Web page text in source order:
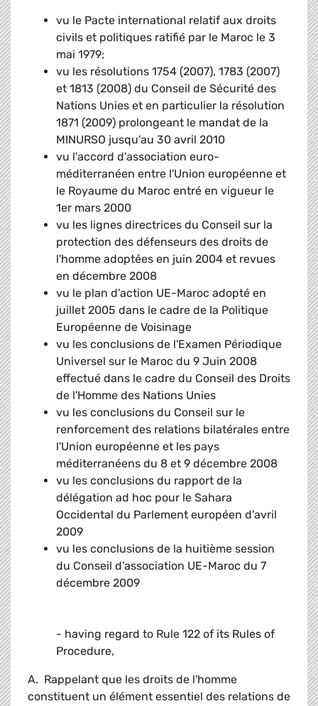
vu le Pacte international relatif aux droits
civils et politiques ratifié par le Maroc le 3
mai 1979;
vu les résolutions 1754 (2007), 1783 (2007)
et 1813 (2008) du Conseil de Sécurité des
Nations Unies et en particulier la résolution
1871 (2009) prolongeant le mandat de la
MINURSO jusqu'au 30 avril 2010
vu l'accord d'association euro-
méditerranéen entre l'Union européenne et
le Royaume du Maroc entré en vigueur le
1er mars 2000
vu les lignes directrices du Conseil sur la
protection des défenseurs des droits de
l'homme adoptées en juin 2004 et revues
en décembre 2008
vu le plan d'action UE-Maroc adopté en
juillet 2005 dans le cadre de la Politique
Européenne de Voisinage
vu les conclusions de l'Examen Périodique
Universel sur le Maroc du 9 Juin 2008
effectué dans le cadre du Conseil des Droits
de l'Homme des Nations Unies
vu les conclusions du Conseil sur le
renforcement des relations bilatérales entre
l'Union européenne et les pays
méditerranéens du 8 et 9 décembre 2008
vu les conclusions du rapport de la
délégation ad hoc pour le Sahara
Occidental du Parlement européen d'avril
2009
vu les conclusions de la huitième session
du Conseil d'association UE-Maroc du 7
décembre 2009
- having regard to Rule 122 of its Rules of
Procedure,
A. Rappelant que les droits de l'homme
constituent un élément essentiel des relations de